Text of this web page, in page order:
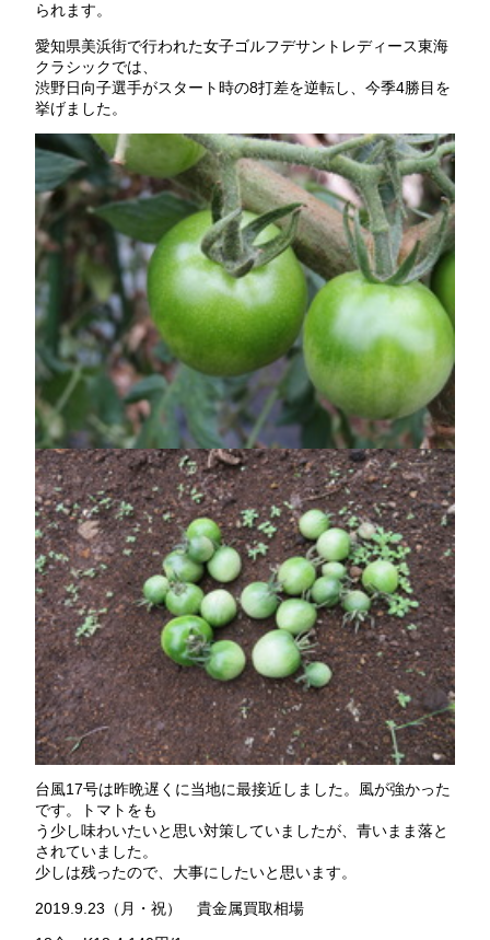
られます。
愛知県美浜街で行われた女子ゴルフデサントレディース東海
クラシックでは、
渋野日向子選手がスタート時の8打差を逆転し、今季4勝目を
挙げました。
台風17号は昨晩遅くに当地に最接近しました。風が強かった
です。トマトをも
う少し味わいたいと思い対策していましたが、青いまま落と
されていました。
少しは残ったので、大事にしたいと思います。
2019.9.23（月・祝） 貴金属買取相場